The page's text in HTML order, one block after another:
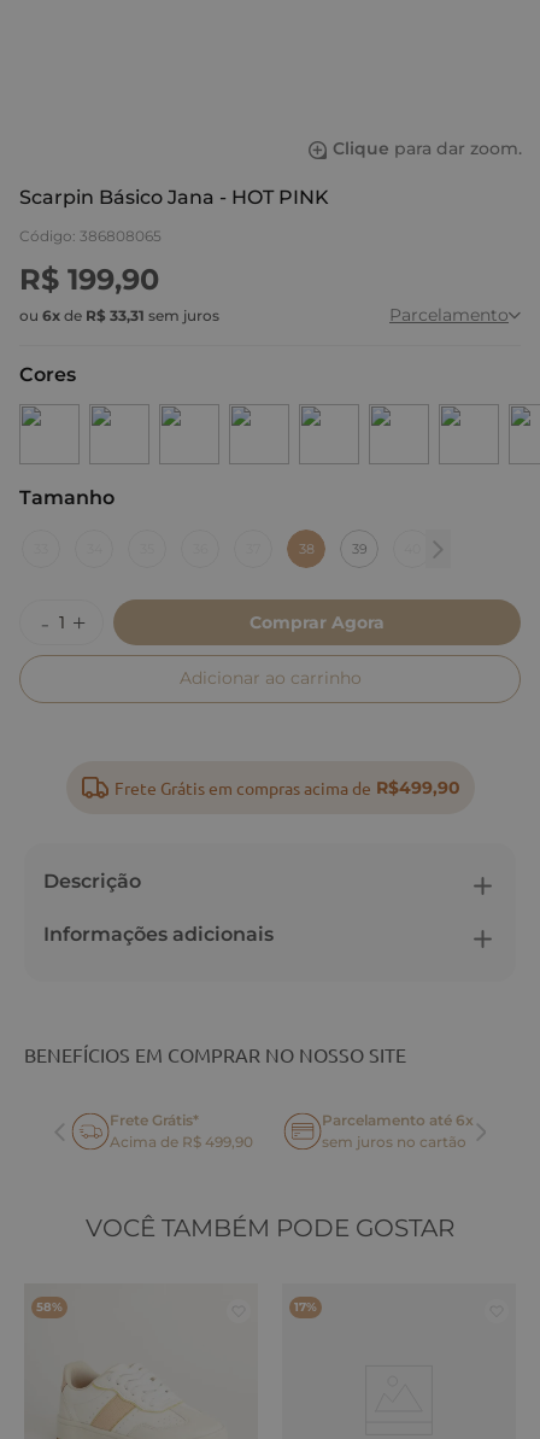
Clique para dar zoom.
Scarpin Básico Jana - HOT PINK
Código: 386808065
R$ 199,90
ou 6x de R$ 33,31 sem juros Parcelamento
Cores
Tamanho
38 39
Comprar Agora
Adicionar ao carrinho
Frete Grátis em compras acima de R$499,90
Descrição
Informações adicionais
BENEFÍCIOS EM COMPRAR NO NOSSO SITE
Frete Grátis*
Acima de R$ 499,90
Parcelamento até 6x
sem juros no cartão
VOCÊ TAMBÉM PODE GOSTAR
58% 17%